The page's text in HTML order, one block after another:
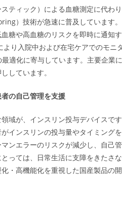
ティック）による血糖測定に代わ
）技術が急速に普及しています
糖や高血糖のリスクを即時に通知
り入院中および在宅ケアでのモニ
適化に寄与しています。主要企業
しています。
の自己管理を支援
域が、インスリン投与デバイスで
インスリンの投与量やタイミング
ンエラーのリスクが減少し、自己
っては、日常生活に支障をきたさ
・高機能化を重視した国産製品の